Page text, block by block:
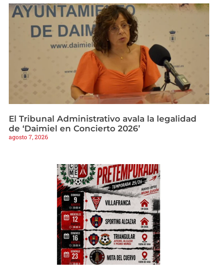
El Tribunal Administrativo avala la legalidad
de ‘Daimiel en Concierto 2026’
agosto 7, 2026